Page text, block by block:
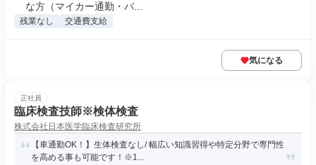
な方（マイカー通勤・バ...
残業なし 交通費支給
気になる
正社員
臨床検査技師※検体検査
株式会社日本医学臨床検査研究所
【車通勤OK！】生体検査なし/ 幅広い知識習得や特定分野で専門性
を高める事も可能です！※1...